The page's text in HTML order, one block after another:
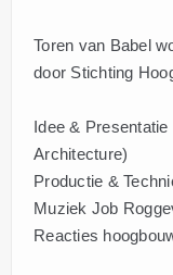
Toren van Babel
door Stichting
Idee &
Architecture)
Productie &
Muziek Job
Reacties